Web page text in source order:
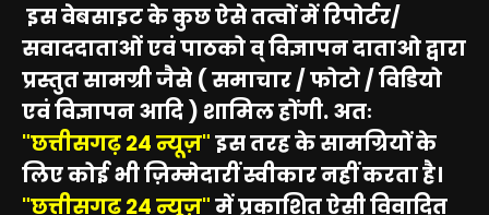
इस वेबसाइट के कुछ ऐसे तत्वों में रिपोर्टर/
सवाददाताओं एवं पाठको व् विज्ञापन दाताओ द्वारा
प्रस्तुत सामग्री जैसे ( समाचार / फोटो / विडियो
एवं विज्ञापन आदि ) शामिल होंगी. अतः
"छत्तीसगढ़ 24 न्यूज़"इस तरह के सामग्रियों के
लिए कोई भी ज़िम्मेदारीं स्वीकार नहीं करता है।
"छत्तीसगढ़ 24 न्यूज़"में प्रकाशित ऐसी विवादित